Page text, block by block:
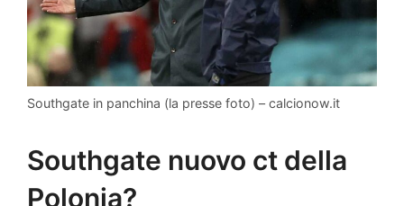
Southgate in panchina (la presse foto) – calcionow.it
Southgate nuovo ct della
Polonia?